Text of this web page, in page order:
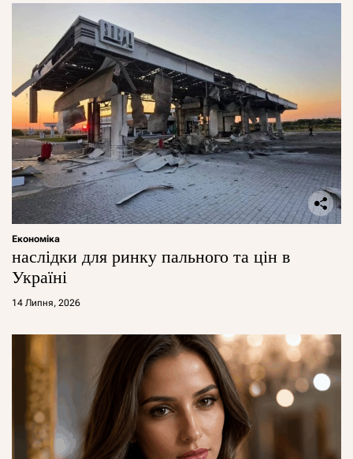
Економіка
наслідки для ринку пального та цін в
Україні
14 Липня, 2026